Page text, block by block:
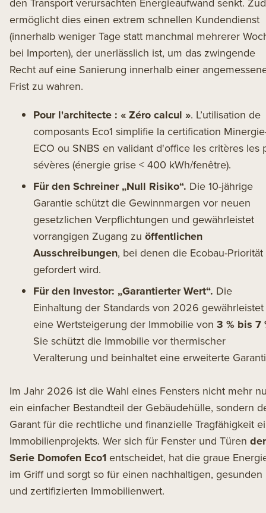
ermöglicht dies einen extrem schnellen Kundendienst
(innerhalb weniger Tage statt manchmal mehrerer
bei Importen), der unerlässlich ist, um das zwingende
Recht auf eine Sanierung innerhalb einer
Frist zu wahren.
Pour l'architecte : « Zéro calcul ». L’utilisation de
composants Eco1 simplifie la certification
ECO ou SNBS en validant d'office les critères les
sévères (énergie grise < 400 kWh/fenêtre).
Für den Schreiner „Null Risiko“. Die 10-jährige
Garantie schützt die Gewinnmargen vor neuen
gesetzlichen Verpflichtungen und gewährleistet
vorrangigen Zugang zu öffentlichen
Ausschreibungen, bei denen die Ecobau-Priorität
gefordert wird.
Für den Investor: „Garantierter Wert“. Die
Einhaltung der Standards von 2026 gewährleistet
eine Wertsteigerung der Immobilie von 3 % bis 7
Sie schützt die Immobilie vor thermischer
Veralterung und beinhaltet eine erweiterte
Im Jahr 2026 ist die Wahl eines Fensters nicht mehr
ein einfacher Bestandteil der Gebäudehülle, sondern
Garant für die rechtliche und finanzielle Tragfähigkeit
Immobilienprojekts. Wer sich für Fenster und Türen der
Serie Domofen Eco1 entscheidet, hat die graue
im Griff und sorgt so für einen nachhaltigen, gesunden
und zertifizierten Immobilienwert.